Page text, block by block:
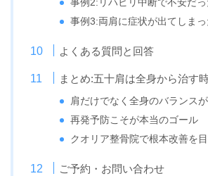
事例2:リハビリ中断で不安だ
事例3:両肩に症状が出てしま
よくある質問と回答
まとめ:五十肩は全身から治す
肩だけでなく全身のバランス
再発予防こそが本当のゴール
クオリア整骨院で根本改善を
ご予約・お問い合わせ